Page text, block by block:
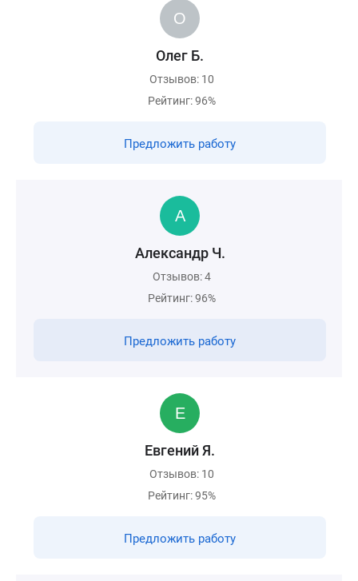
Олег Б.
Отзывов: 10
Рейтинг: 96%
Предложить работу
Александр Ч.
Отзывов: 4
Рейтинг: 96%
Предложить работу
Евгений Я.
Отзывов: 10
Рейтинг: 95%
Предложить работу